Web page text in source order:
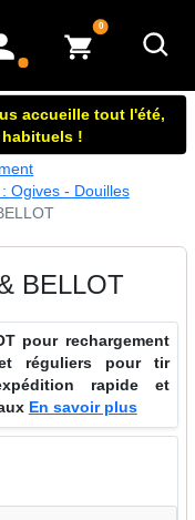
mon compte
0articles dans le panier
accueille tout l'été,
!
Ogives - Douilles
BELLOT
pour rechargement
réguliers pour tir
rapide et
En savoir plus